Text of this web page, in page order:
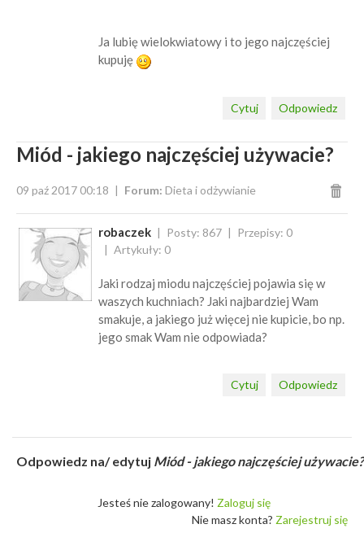
Ja lubię wielokwiatowy i to jego najczęściej
kupuję
Odpowiedz
Cytuj
Miód - jakiego najczęściej używacie?
09 paź 2017 00:18 Forum: Dieta i odżywianie
robaczek Posty: 867
Przepisy: 0
Artykuły: 0
Jaki rodzaj miodu najczęściej pojawia się w
waszych kuchniach? Jaki najbardziej Wam
smakuje, a jakiego już więcej nie kupicie, bo np.
jego smak Wam nie odpowiada?
Odpowiedz
Cytuj
Odpowiedz na/ edytuj Miód - jakiego najczęściej używacie?
Jesteś nie zalogowany! Zaloguj się
Nie masz konta? Zarejestruj się